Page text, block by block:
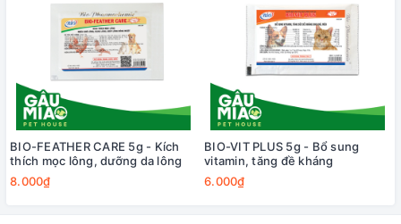
BIO-FEATHER CARE 5g - Kích
thích mọc lông, dưỡng da lông
8.000₫
BIO-VIT PLUS 5g - Bổ sung
vitamin, tăng đề kháng
6.000₫